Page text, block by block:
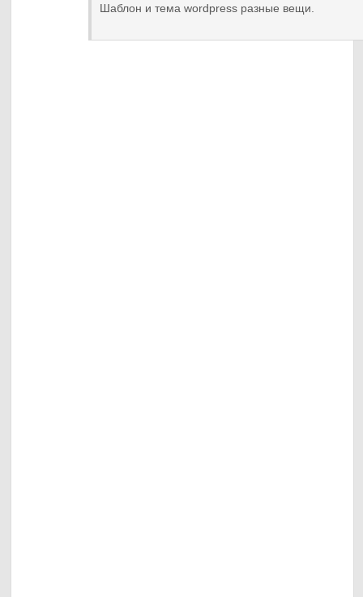
Шаблон и тема wordpress разные вещи.